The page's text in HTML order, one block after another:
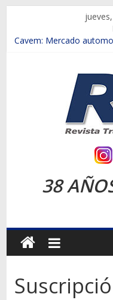
contenido
Chile es el primer
Salfa suma vehículos
Samex amplía su red
SINOTRUK Pick-ups
la Expo Compras
Revista
Autos,
camiones,
38